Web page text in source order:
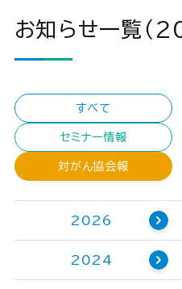
お知らせ一覧（
すべて
セミナー情報
対がん協会報
2026
2024